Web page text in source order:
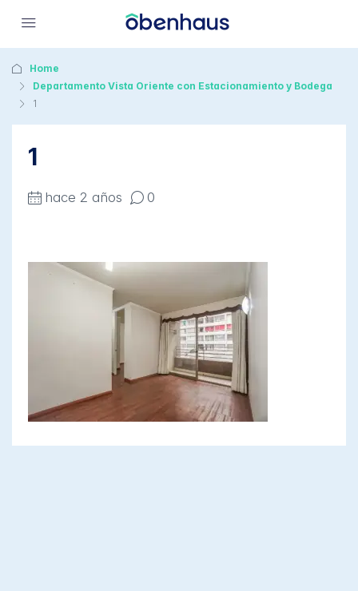
Home
Departamento Vista Oriente con Estacionamiento y Bodega
1
1
hace 2 años 0